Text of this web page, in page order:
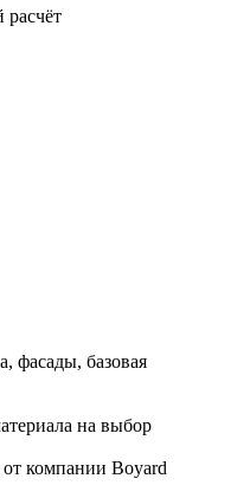
фасады, базовая
на выбор
компании Boyard